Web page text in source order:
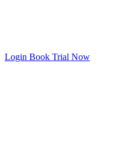
Login Book Trial Now